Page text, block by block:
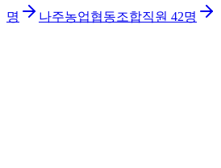
명
나주농업협동조합직원 42명